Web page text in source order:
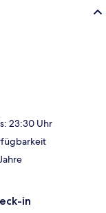
23:30 Uhr
in